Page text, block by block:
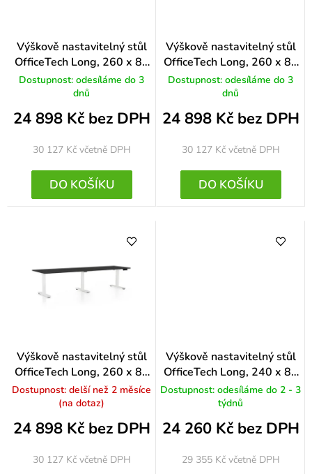
Výškově nastavitelný stůl
OfficeTech Long, 260 x 80
cm, šedá podnož, černá
Dostupnost: odesíláme do 3
dnů
24 898 Kč bez DPH
30 127 Kč včetně DPH
DO KOŠÍKU
Výškově nastavitelný stůl
OfficeTech Long, 260 x 80
cm, černá podnož, černá
Dostupnost: odesíláme do 3
dnů
24 898 Kč bez DPH
30 127 Kč včetně DPH
DO KOŠÍKU
Výškově nastavitelný stůl
OfficeTech Long, 260 x 80
cm, bílá podnož, černá
Dostupnost: delší než 2 měsíce
(na dotaz)
24 898 Kč bez DPH
30 127 Kč včetně DPH
Výškově nastavitelný stůl
OfficeTech Long, 240 x 80
cm, šedá podnož, černá
Dostupnost: odesíláme do 2 - 3
týdnů
24 260 Kč bez DPH
29 355 Kč včetně DPH